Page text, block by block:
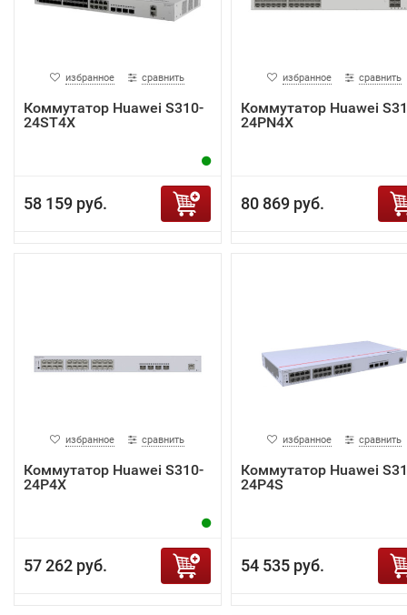
избранное сравнить
Коммутатор Huawei S310-
24ST4X
58 159 руб.
избранное сравнить
Коммутатор Huawei
24PN4X
80 869 руб.
избранное сравнить
Коммутатор Huawei S310-
24P4X
57 262 руб.
избранное сравнить
Коммутатор Huawei
24P4S
54 535 руб.